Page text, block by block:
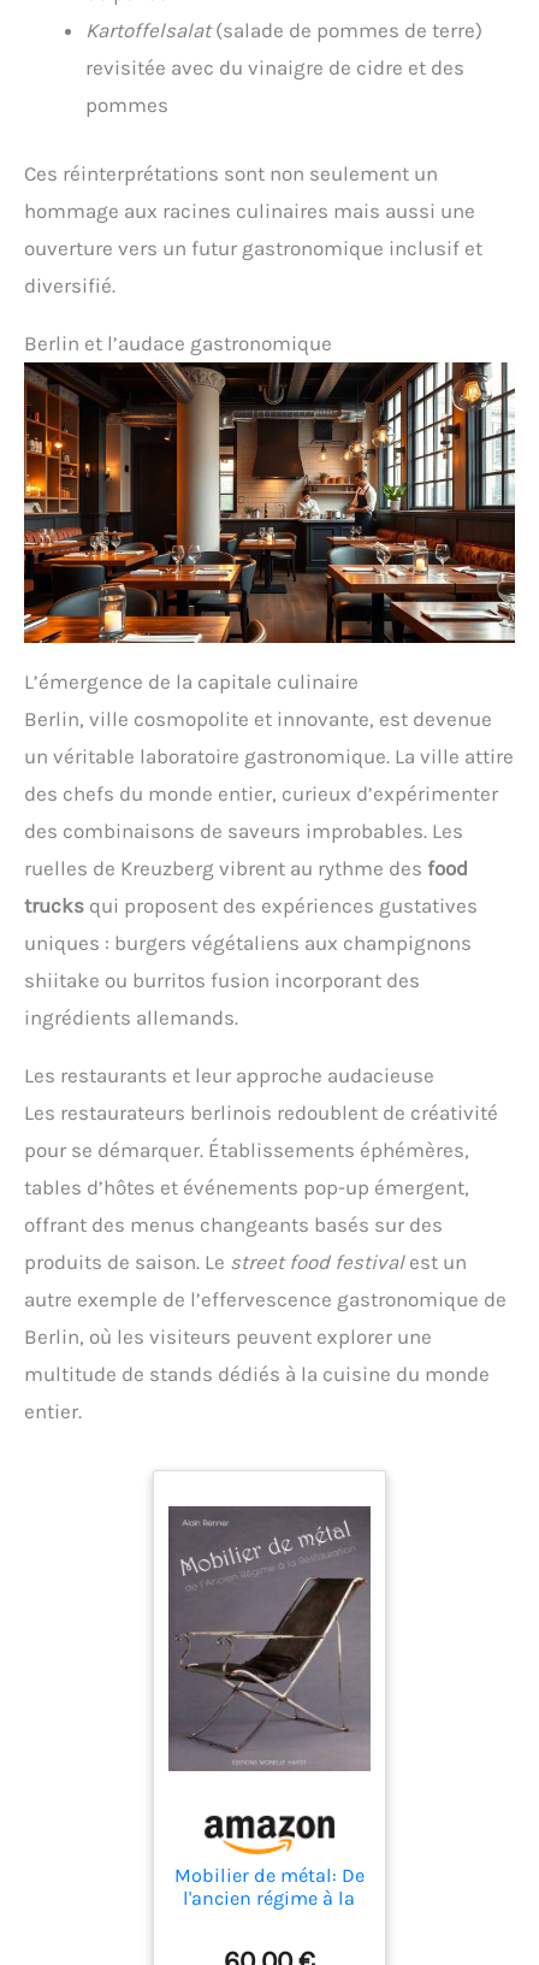
Kartoffelsalat(salade de pommes de terre)
revisitée avec du vinaigre de cidre et des
pommes
Ces réinterprétations sont non seulement un
hommage aux racines culinaires mais aussi une
ouverture vers un futur gastronomique inclusif et
diversifié.
Berlin et l’audace gastronomique
L’émergence de la capitale culinaire
Berlin, ville cosmopolite et innovante, est devenue
un véritable laboratoire gastronomique. La ville attire
des chefs du monde entier, curieux d’expérimenter
des combinaisons de saveurs improbables. Les
ruelles de Kreuzberg vibrent au rythme des food
trucks qui proposent des expériences gustatives
uniques : burgers végétaliens aux champignons
shiitake ou burritos fusion incorporant des
ingrédients allemands.
Les restaurants et leur approche audacieuse
Les restaurateurs berlinois redoublent de créativité
pour se démarquer. Établissements éphémères,
tables d’hôtes et événements pop-up émergent,
offrant des menus changeants basés sur des
produits de saison. Le street food festivalest un
autre exemple de l’effervescence gastronomique de
Berlin, où les visiteurs peuvent explorer une
multitude de stands dédiés à la cuisine du monde
entier.
Mobilier de métal: De
l'ancien régime à la